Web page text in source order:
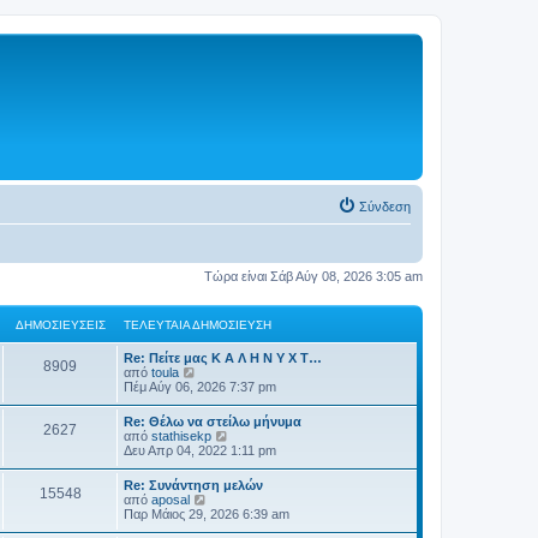
Σύνδεση
Τώρα είναι Σάβ Αύγ 08, 2026 3:05 am
ΔΗΜΟΣΙΕΎΣΕΙΣ ΤΕΛΕΥΤΑΊΑ ΔΗΜΟΣΊΕΥΣΗ
8909
Re: Πείτε μας Κ Α Λ Η Ν Υ Χ Τ…
από toula
ρ
ο
λ
ή
τ
η
ς
τ
ε
Πέμ Αύγ 06, 2026 7:37 pm
2627
Re: Θέλω να στείλω μήνυμα
από stathisekp
ρ
ο
λ
ή
τ
Δευ Απρ 04, 2022 1:11 pm
15548
Re: Συνάντηση μελών
από aposal
ρ
Παρ Μάιος 29, 2026 6:39 am